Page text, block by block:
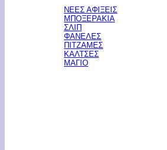
ΝΕΕΣ ΑΦΙΞΕΙΣ
ΜΠΟΞΕΡΑΚΙΑ
ΣΛΙΠ
ΦΑΝΕΛΕΣ
ΠΙΤΖΑΜΕΣ
ΚΑΛΤΣΕΣ
ΜΑΓΙΟ